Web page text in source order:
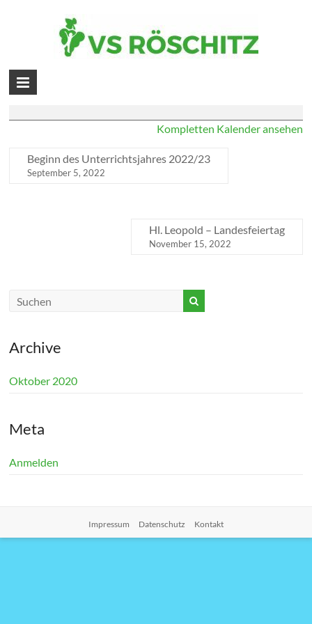
Volksschule
Beginn des Unterrichtsjahres 2022/23
Herbstferien
Oktober 26, 2022
Kompletten Kalender ansehen
Beginn des Unterrichtsjahres 2022/23
September 5, 2022
Hl. Leopold – Landesfeiertag
November 15, 2022
Archive
Oktober 2020
Meta
Anmelden
Impressum Datenschutz Kontakt